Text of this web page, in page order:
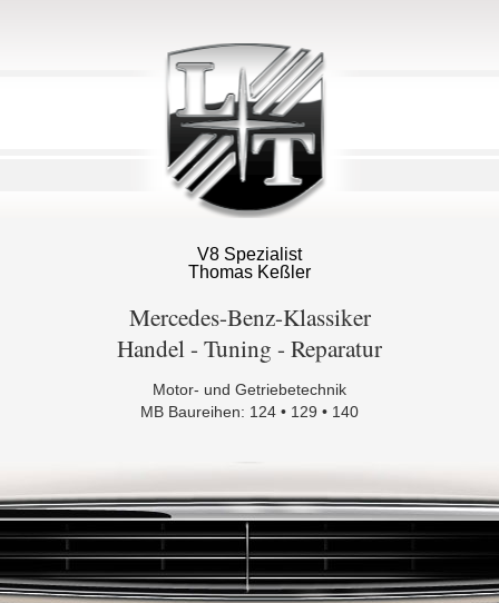
V8 Spezialist
Thomas Keßler
Mercedes-Benz-Klassiker
Handel - Tuning - Reparatur
Motor- und Getriebetechnik
MB Baureihen: 124 • 129 • 140